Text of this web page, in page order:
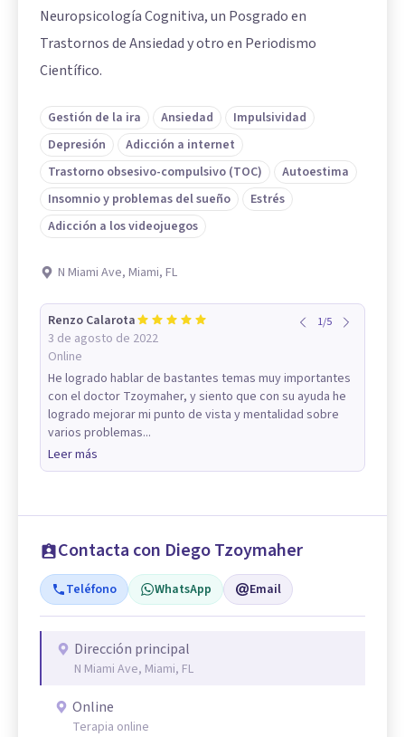
Neuropsicología Cognitiva, un Posgrado en
Trastornos de Ansiedad y otro en Periodismo
Científico.
Gestión de la ira Ansiedad
Impulsividad
Depresión
Adicción a internet
Trastorno obsesivo-compulsivo (TOC)
Autoestima
Insomnio y problemas del sueño
Estrés
Adicción a los videojuegos
N Miami Ave, Miami, FL
Renzo Calarota
3 de agosto de 2022
Online
1/5
He logrado hablar de bastantes temas muy importantes
con el doctor Tzoymaher, y siento que con su ayuda he
logrado mejorar mi punto de vista y mentalidad sobre
varios problemas...
Leer más
Contacta con Diego Tzoymaher
Teléfono WhatsApp Email
Dirección principal
N Miami Ave, Miami, FL
Online
Terapia online